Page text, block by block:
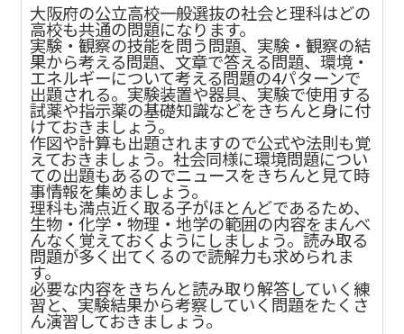
大阪府の公立高校一般選抜の社会と理科はどの
高校も共通の問題になります。
実験・観察の技能を問う問題、実験・観察の結
果から考える問題、文章で答える問題、環境・
エネルギーについて考える問題の4パターンで
出題される。実験装置や器具、実験で使用する
試薬や指示薬の基礎知識などをきちんと身に付
けておきましょう。
作図や計算も出題されますので公式や法則も覚
えておきましょう。社会同様に環境問題につい
ての出題もあるのでニュースをきちんと見て時
事情報を集めましょう。
理科も満点近く取る子がほとんどであるため、
生物・化学・物理・地学の範囲の内容をまんべ
んなく覚えておくようにしましょう。読み取る
問題が多く出てくるので読解力も求められま
す。
必要な内容をきちんと読み取り解答していく練
習と、実験結果から考察していく問題をたくさ
ん演習しておきましょう。